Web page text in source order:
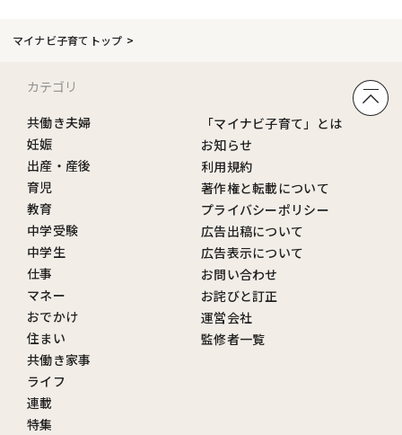
マイナビ子育てトップ
カテゴリ
共働き夫婦
妊娠
出産・産後
育児
教育
中学受験
中学生
仕事
マネー
おでかけ
住まい
共働き家事
ライフ
連載
特集
「マイナビ子育て」とは
お知らせ
利用規約
著作権と転載について
プライバシーポリシー
広告出稿について
広告表示について
お問い合わせ
お詫びと訂正
運営会社
監修者一覧